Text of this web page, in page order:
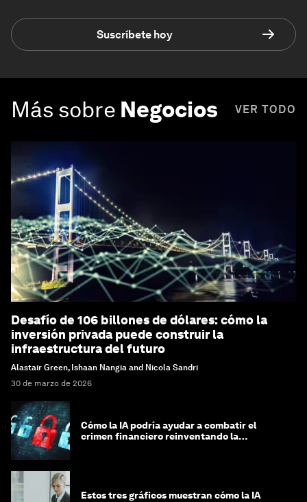
Suscríbete hoy
Más sobre Negocios VER TODO
Desafío de 106 billones de dólares: cómo la
inversión privada puede construir la
infraestructura del futuro
Alastair Green, Ishaan Nangia and Nicola Sandri
30 de marzo de 2026
Cómo la IA podría ayudar a combatir el
crimen financiero reinventando la
Estos tres gráficos muestran cómo la IA